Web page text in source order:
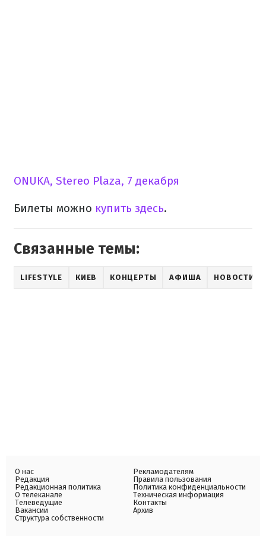
ONUKA, Stereo Plaza, 7 декабря
Билеты можно купить здесь.
Связанные темы:
LIFESTYLE КИЕВ КОНЦЕРТЫ АФИША НОВОСТИ
О нас
Редакция
Редакционная политика
О телеканале
Телеведущие
Вакансии
Структура собственности
Рекламодателям
Правила пользования
Политика конфиденциальности
Техническая информация
Контакты
Архив